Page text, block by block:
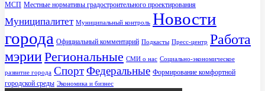
МСП Местные нормативы градостроительного проектирования
Муниципалитет Муниципальный контроль Новости
города Официальный комментарий Подкасты Пресс-центр Работа
мэрииРегиональные СМИ о нас Социально-экономическое
развитие города СпортФедеральные Формирование комфортной
городской среды Экономика и бизнес